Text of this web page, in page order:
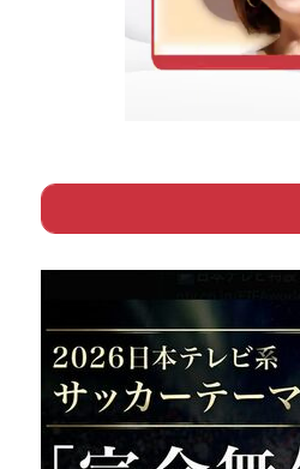
Page 1 ー テレ朝
Page 2 ー テレビ